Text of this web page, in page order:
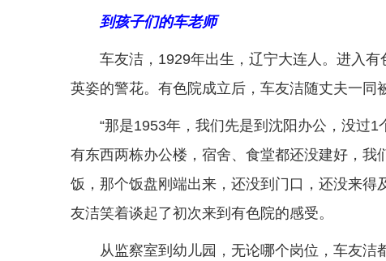
到孩子们的车老师
车友洁，1929年出生，辽宁大连人。进入
英姿的警花。有色院成立后，车友洁随丈夫一同
“那是1953年，我们先是到沈阳办公，没过
有东西两栋办公楼，宿舍、食堂都还没建好，
饭，那个饭盘刚端出来，还没到门口，还没来得
友洁笑着谈起了初次来到有色院的感受。
从监察室到幼儿园，无论哪个岗位，车友